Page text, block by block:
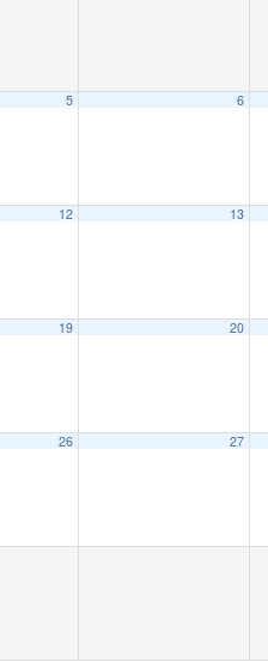
5 6
12 13
19 20
26 27